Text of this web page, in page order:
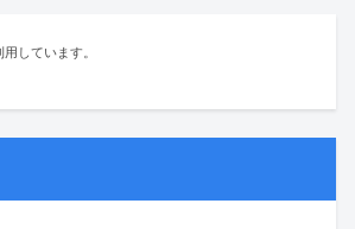
しています。